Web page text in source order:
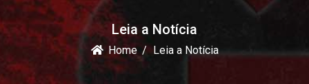
Leia a Notícia
Home Leia a Notícia